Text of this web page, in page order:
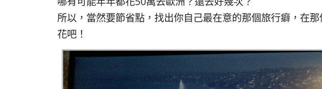
所以，當然要節省點，找出你自己最在意的那個旅行癖，在
花吧！